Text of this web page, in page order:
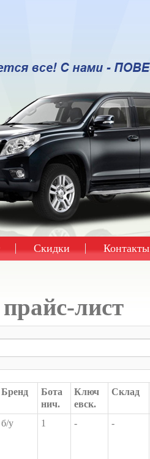
Скидки Контакты
лист
Бренд
Бота
нич.
Ключ
евск.
Склад
б/у 1 - -